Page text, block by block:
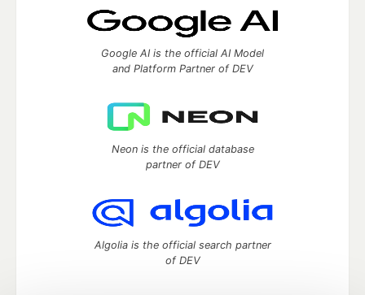
Google AI is the official AI Model
and Platform Partner of DEV
Neon is the official database
partner of DEV
Algolia is the official search partner
of DEV